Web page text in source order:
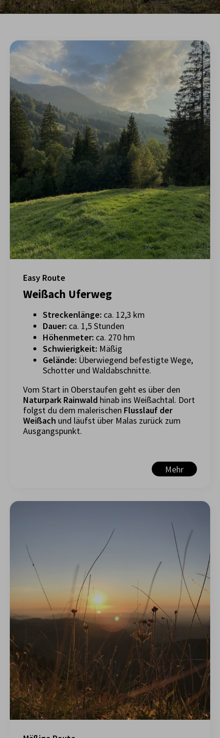
Easy Route
Weißach Uferweg
Streckenlänge: ca. 12,3 km
Dauer: ca. 1,5 Stunden
Höhenmeter: ca. 270 hm
Schwierigkeit: Mäßig
Gelände: Überwiegend befestigte Wege,
Schotter und Waldabschnitte.
Vom Start in Oberstaufen geht es über den
Naturpark Rainwald hinab ins Weißachtal. Dort
folgst du dem malerischen Flusslauf der
Weißach und läufst über Malas zurück zum
Ausgangspunkt.
Mehr